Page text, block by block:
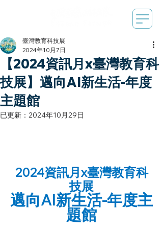
【2024資訊月x臺灣教育科
技展】邁向AI新生活-年度
主題館
臺灣教育科技展
2024年10月7日
已更新： 2024年10月29日
2024資訊月x臺灣教育科
技展
邁向AI新生活-年度主
題館